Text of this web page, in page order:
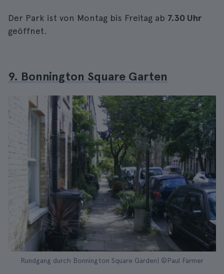
Der Park ist von Montag bis Freitag ab 7.30 Uhr
geöffnet.
9. Bonnington Square Garten
Rundgang durch Bonnington Square Garden| ©Paul Farmer